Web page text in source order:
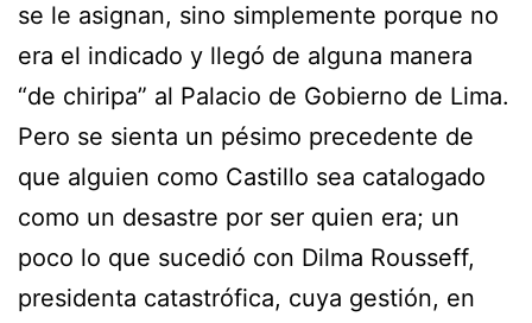
se le asignan, sino simplemente porque no
era el indicado y llegó de alguna manera
“de chiripa” al Palacio de Gobierno de Lima.
Pero se sienta un pésimo precedente de
que alguien como Castillo sea catalogado
como un desastre por ser quien era; un
poco lo que sucedió con Dilma Rousseff,
presidenta catastrófica, cuya gestión, en